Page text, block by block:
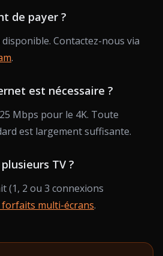
de payer ?
Contactez-nous via
.
est nécessaire ?
Mbps pour le 4K. Toute
est largement suffisante.
TV ?
(1, 2 ou 3 connexions
forfaits multi-écrans.